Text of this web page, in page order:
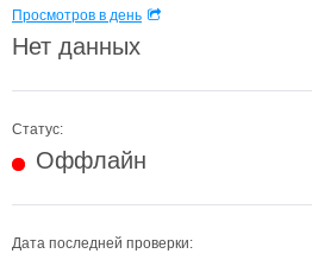
Просмотров в день
Нет данных
Статус:
Оффлайн
Дата последней проверки: